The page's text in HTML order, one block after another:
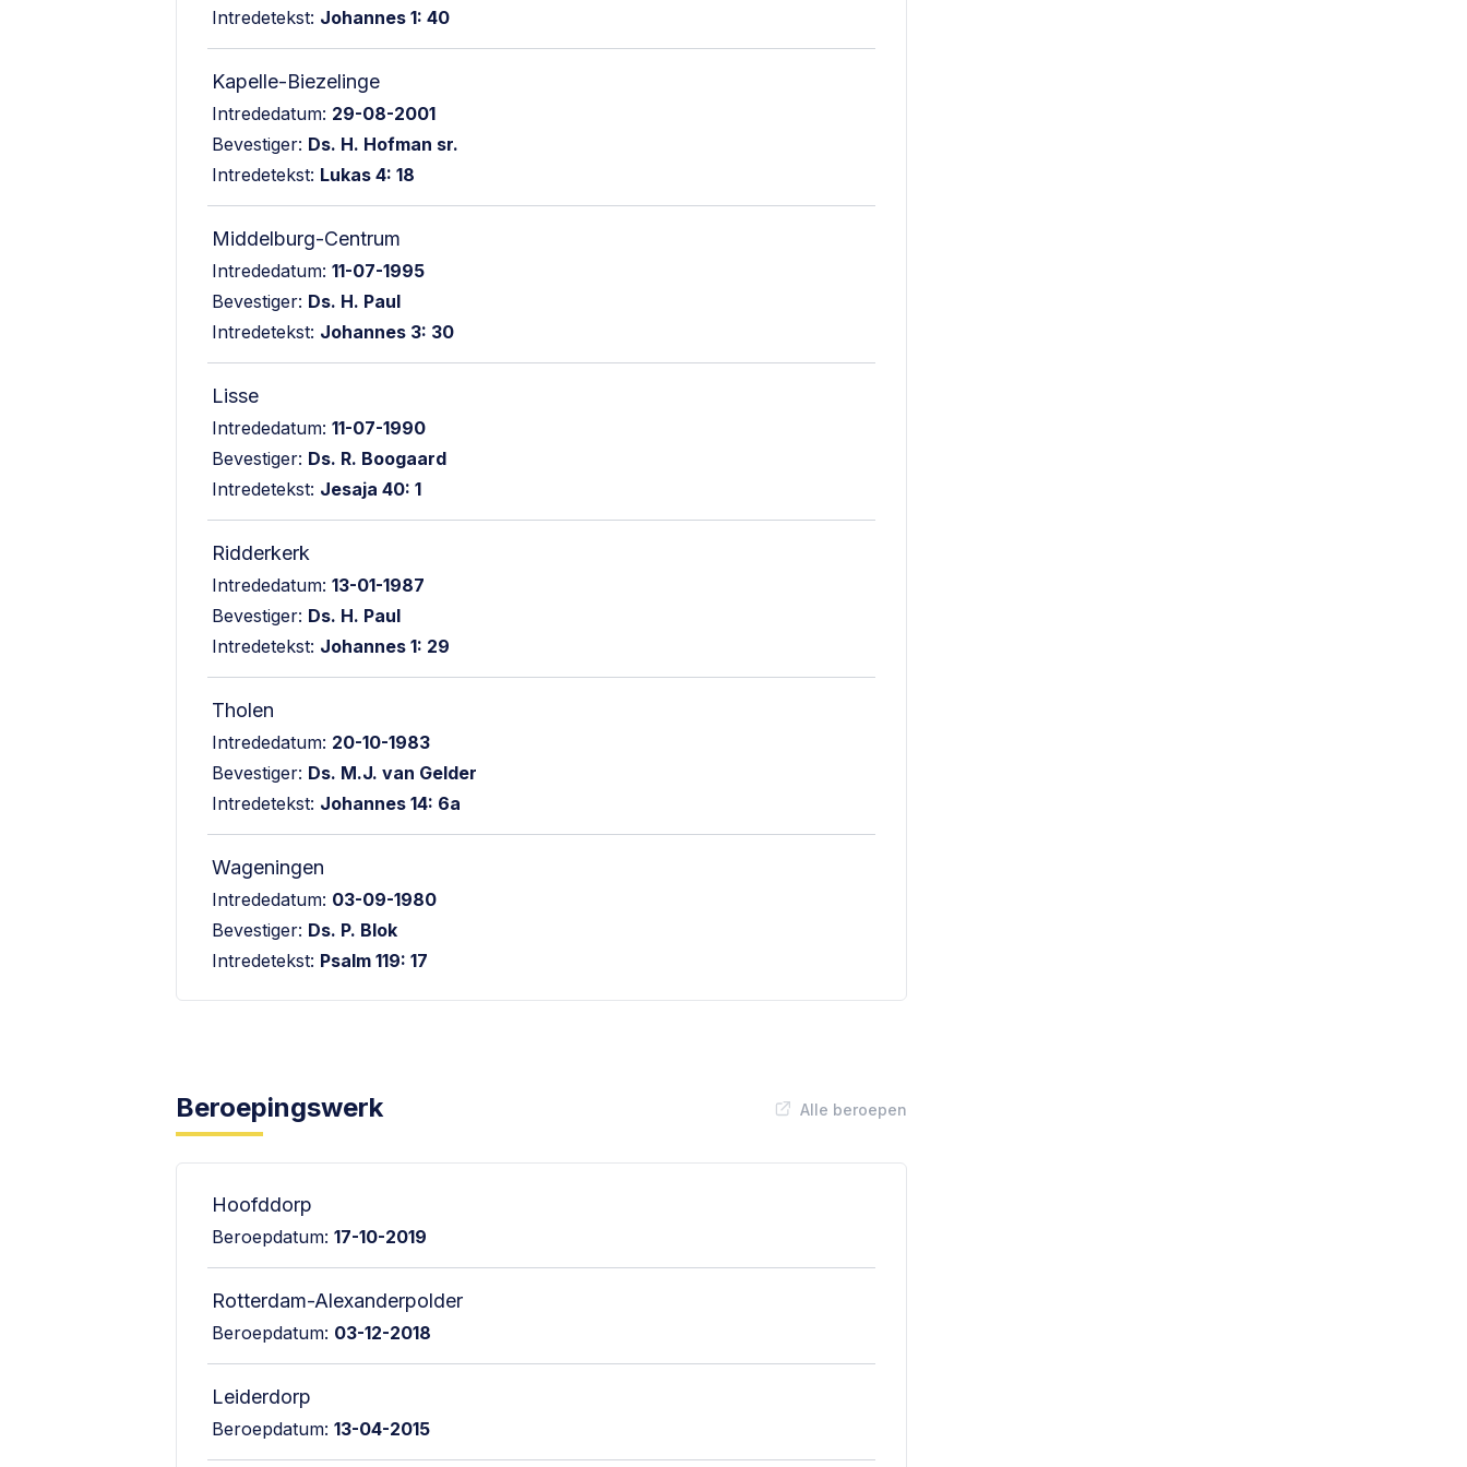
Intredetekst: Johannes 1: 40
Kapelle-Biezelinge
Intrededatum: 29-08-2001
Bevestiger: Ds. H. Hofman sr.
Intredetekst: Lukas 4: 18
Middelburg-Centrum
Intrededatum:11-07-1995
Bevestiger: Ds. H. Paul
Intredetekst: Johannes 3: 30
Lisse
Intrededatum:11-07-1990
Bevestiger: Ds. R. Boogaard
Intredetekst: Jesaja 40: 1
Ridderkerk
Intrededatum:13-01-1987
Bevestiger: Ds. H. Paul
Intredetekst: Johannes 1: 29
Tholen
Intrededatum: 20-10-1983
Bevestiger: Ds. M.J. van Gelder
Intredetekst: Johannes 14: 6a
Wageningen
Intrededatum: 03-09-1980
Bevestiger: Ds. P. Blok
Intredetekst: Psalm 119: 17
Beroepingswerk Alle beroepen
Hoofddorp
Beroepdatum:17-10-2019
Rotterdam-Alexanderpolder
Beroepdatum: 03-12-2018
Leiderdorp
Beroepdatum:13-04-2015